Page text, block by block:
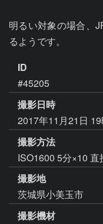
明るい対象の場合、
るようです。
ID
#45205
撮影日時
2017年11月21日
撮影方法
ISO1600 5分×10 直
撮影地
茨城県小美玉市
撮影機材